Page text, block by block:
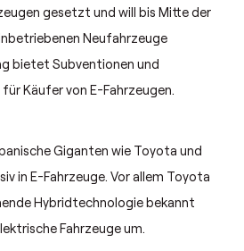
gesetzt und will bis Mitte der
Neufahrzeuge
bietet Subventionen und
Käufer von E-Fahrzeugen.
Giganten wie Toyota und
in E-Fahrzeuge. Vor allem Toyota
Hybridtechnologie bekannt
Fahrzeuge um.